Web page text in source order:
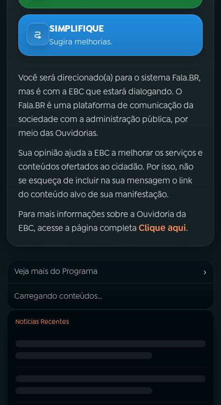
SIMPLIFIQUE
Sugira melhorias.
Você será direcionado(a) para o sistema Fala.BR,
mas é com a EBC que estará dialogando. O
Fala.BR é uma plataforma de comunicação da
sociedade com a administração pública, por
meio das Ouvidorias.
Sua opinião ajuda a EBC a melhorar os serviços e
conteúdos ofertados ao cidadão. Por isso, não
se esqueça de incluir na sua mensagem o link
do conteúdo alvo de sua manifestação.
Para mais informações sobre a Ouvidoria da
EBC, acesse a página completa Clique aqui.
Veja mais do Programa ›
Carregando conteúdos...
Notícias Recentes